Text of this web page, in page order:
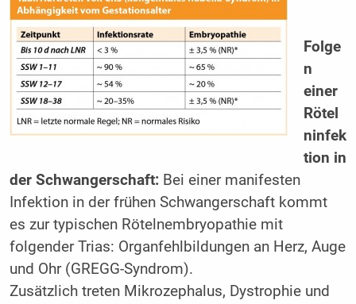
Folge
n
einer
Rötel
ninfek
tion in
der Schwangerschaft:Bei einer manifesten
Infektion in der frühen Schwangerschaft kommt
es zur typischen Rötelnembryopathie mit
folgender Trias: Organfehlbildungen an Herz, Auge
und Ohr (GREGG-Syndrom).
Zusätzlich treten Mikrozephalus, Dystrophie und